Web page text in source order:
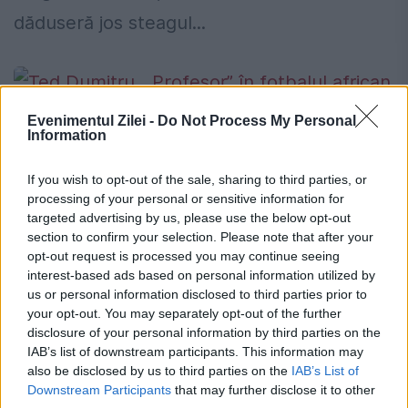
Evenimentul Zilei - Do Not Process My Personal
Information
If you wish to opt-out of the sale, sharing to third parties, or
processing of your personal or sensitive information for
targeted advertising by us, please use the below opt-out
section to confirm your selection. Please note that after your
opt-out request is processed you may continue seeing
interest-based ads based on personal information utilized by
us or personal information disclosed to third parties prior to
your opt-out. You may separately opt-out of the further
disclosure of your personal information by third parties on the
IAB’s list of downstream participants. This information may
also be disclosed by us to third parties on the IAB’s List of
Downstream Participants that may further disclose it to other
dăduseră jos steagul...
african și simbol pentru „Bafana
Bafana”
În fotbalul de pe „Continentul Negru”,
Dumitru Teodorescu (pe numele său real) i-
a cucerit vreme de 40 de ani pe sud-
africani. A avut, pe lângă echipele de club,